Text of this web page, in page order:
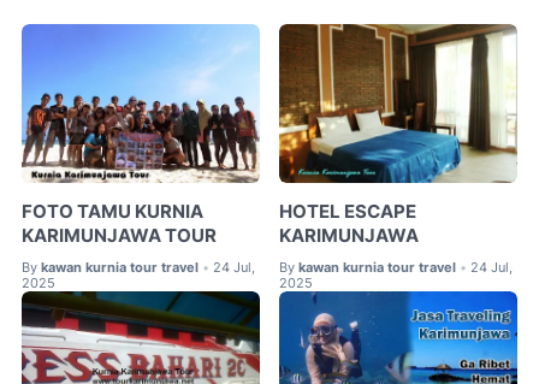
FOTO TAMU KURNIA
KARIMUNJAWA TOUR
By kawan kurnia tour travel • 24 Jul,
2025
HOTEL ESCAPE
KARIMUNJAWA
By kawan kurnia tour travel • 24 Jul,
2025